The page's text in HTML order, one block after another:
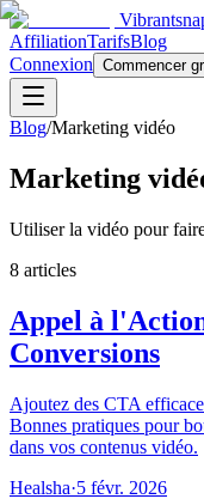
AffiliationTarifsBlog
Connexion Commencer
Blog/Marketing vidéo
Marketing
Utiliser la vidéo pour
8 articles
Appel à
Conversions
Ajoutez des CTA
Bonnes pratiques pour
dans vos contenus vidéo.
Healsha·5 févr. 2026